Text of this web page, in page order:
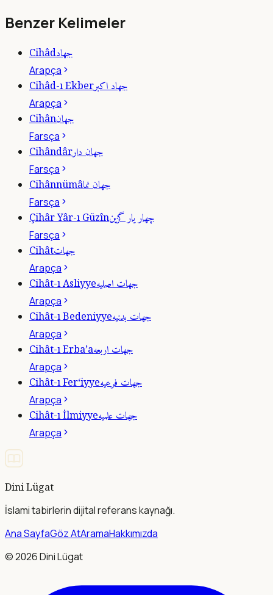
Benzer Kelimeler
Cihâdجهاد
Arapça
Cihâd-ı Ekberجهاد اكبر
Arapça
Cihânجهان
Farsça
Cihândârجهان دار
Farsça
Cihânnümâجهان نما
Farsça
Çihâr Yâr-ı Güzînچهار يار گزين
Farsça
Cihâtجهات
Arapça
Cihât-ı Asliyyeجهات اصليه
Arapça
Cihât-ı Bedeniyyeجهات بدنيه
Arapça
Cihât-ı Erba’aجهات اربعه
Arapça
Cihât-ı Fer‘iyyeجهات فرعيه
Arapça
Cihât-ı İlmiyyeجهات علميه
Arapça
Dini Lügat
İslami tabirlerin dijital referans kaynağı.
Ana SayfaGöz AtAramaHakkımızda
©2026Dini Lügat